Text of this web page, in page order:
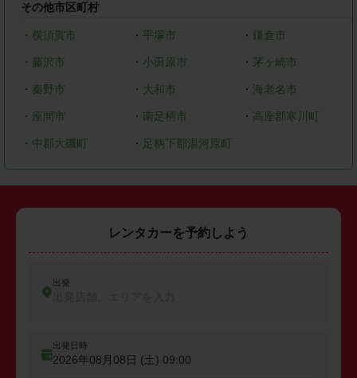
その他市区町村
・ 横須賀市 ・ 平塚市 ・ 鎌倉市
・ 藤沢市 ・ 小田原市 ・ 茅ヶ崎市
・ 秦野市 ・ 大和市 ・ 海老名市
・ 座間市 ・ 南足柄市 ・ 高座郡寒川町
・ 中郡大磯町 ・ 足柄下郡湯河原町
レンタカーを予約しよう
出発
出発日時
2026年08月08日 (土) 09:00